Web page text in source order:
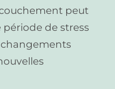
peut
de stress